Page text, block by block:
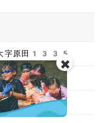
大字原田1335
1840
15:00
✖️